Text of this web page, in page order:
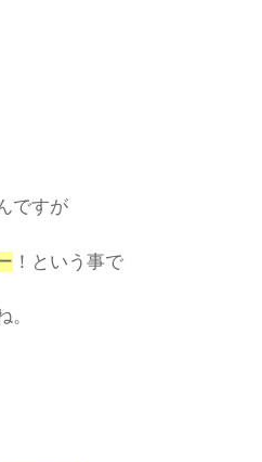
ですが
！という事で
。